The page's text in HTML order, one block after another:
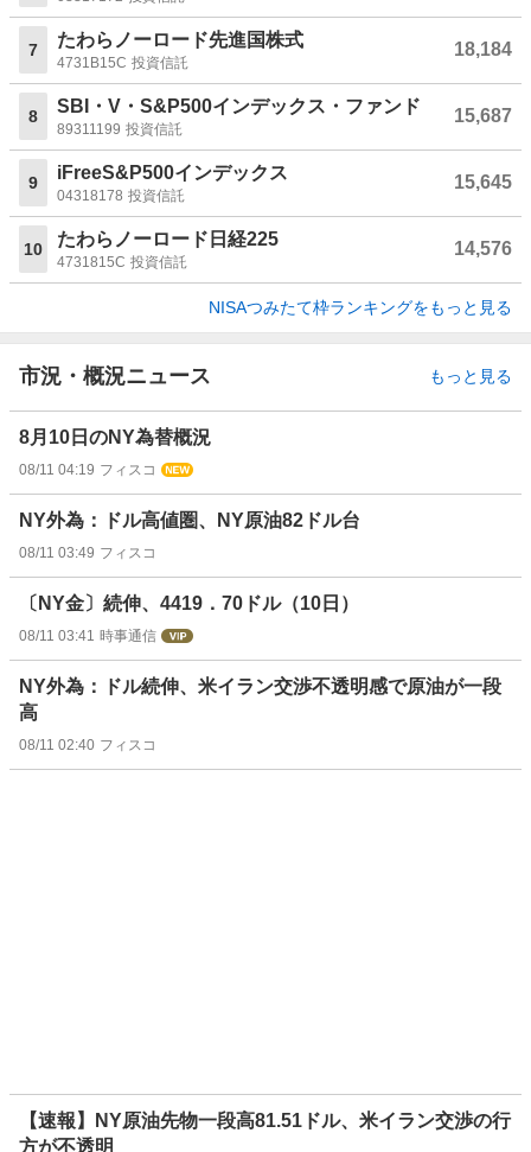
7 たわらノーロード先進国株式
4731B15C 投資信託
18,184
8 SBI・V・S&P500インデックス・ファンド
89311199 投資信託
15,687
9 iFreeS&P500インデックス
04318178 投資信託
15,645
10 たわらノーロード日経225
4731815C 投資信託
14,576
NISAつみたて枠ランキングをもっと見る
市況・概況ニュース もっと見る
8月10日のNY為替概況
08/11 04:19 フィスコ
NY外為：ドル高値圏、NY原油82ドル台
08/11 03:49 フィスコ
〔NY金〕続伸、4419．70ドル（10日）
08/11 03:41 時事通信
NY外為：ドル続伸、米イラン交渉不透明感で原油が一段
高
08/11 02:40 フィスコ
【速報】NY原油先物一段高81.51ドル、米イラン交渉の行
方が不透明